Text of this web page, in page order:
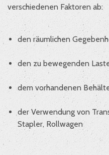
verschiedenen Faktoren ab:
den räumlichen
den zu bewegenden
dem vorhandenen
der Verwendung von
Stapler, Rollwagen